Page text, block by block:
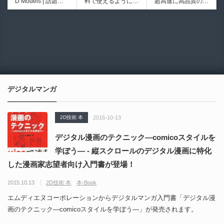
ブループリントライ
ブラリやエディタス
イプ形状を構築出来
るUnreal Engine 5
ゲーム『NTE（Nev
ったのか──3D-CA
ワッドポリゴンでリ
能な伸縮式ライトセ
ーバーの開発メイキ
nderのドキュメン
er向けAIエージェン
CGMatter
デジタルマンガ
2D技術 本 2015-10-13
デジタル漫画のテクニック―comicoスタイルを
学ぼう― - 縦スクロールのデジタル漫画に特化
した漫画家志望者向け入門書が登場！
2015.10.13 2D技術 本 本-Book
エムディエヌコーポレーションからデジタルマンガ入門書「デジタル漫
画のテクニック―comicoスタイルを学ぼう―」が発売されます。